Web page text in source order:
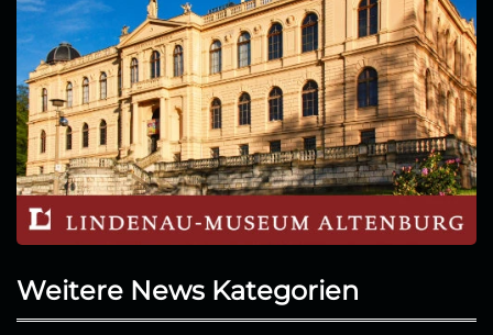
Weitere News Kategorien